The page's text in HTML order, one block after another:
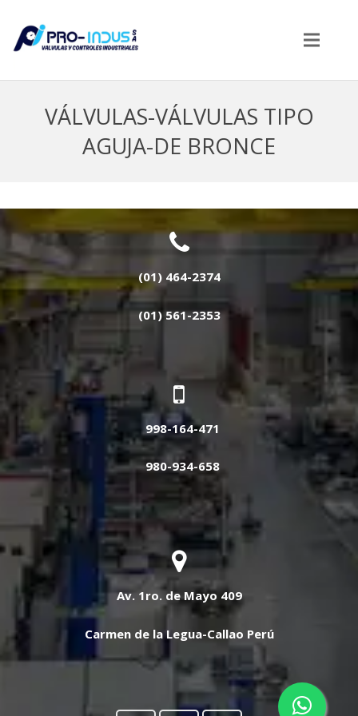
VÁLVULAS-VÁLVULAS TIPO
AGUJA-DE BRONCE
(01) 464-2374
(01) 561-2353
998-164-471
980-934-658
Av. 1ro. de Mayo 409
Carmen de la Legua-Callao Perú